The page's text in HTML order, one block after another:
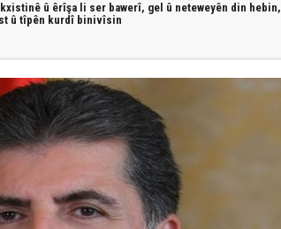
û êrîşa li ser bawerî, gel û neteweyên din hebin,
û tîpên kurdî binivîsin